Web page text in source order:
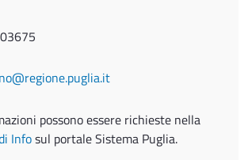
possono essere richieste nella
Infosul portale Sistema Puglia.